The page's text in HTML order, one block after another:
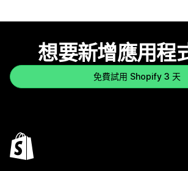
想要新增應用程
免費試用 Shopify 3 天